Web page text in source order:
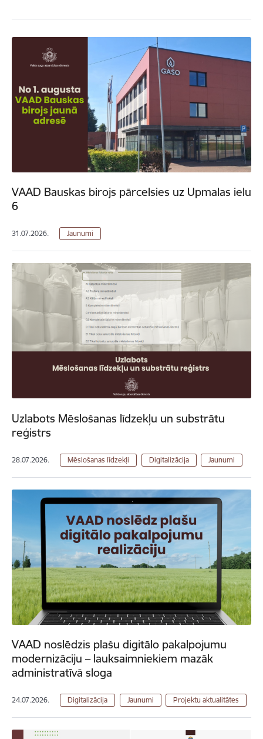
VAAD Bauskas birojs pārcelsies uz Upmalas ielu
6
31.07.2026. Jaunumi
Uzlabots Mēslošanas līdzekļu un substrātu
reģistrs
28.07.2026. Mēslošanas līdzekļi Digitalizācija Jaunumi
VAAD noslēdzis plašu digitālo pakalpojumu
modernizāciju – lauksaimniekiem mazāk
administratīvā sloga
24.07.2026. Digitalizācija Jaunumi Projektu aktualitātes